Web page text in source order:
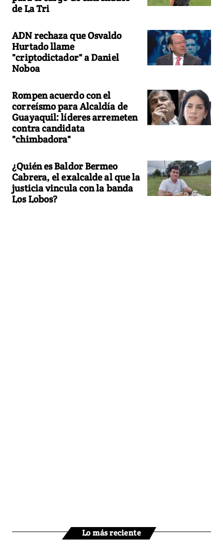
de La Tri
ADN rechaza que Osvaldo
Hurtado llame
"criptodictador" a Daniel
Noboa
Rompen acuerdo con el
correísmo para Alcaldía de
Guayaquil: líderes arremeten
contra candidata
"chimbadora"
¿Quién es Baldor Bermeo
Cabrera, el exalcalde al que la
justicia vincula con la banda
Los Lobos?
Lo más reciente